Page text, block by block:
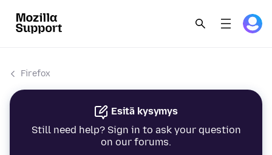
Firefox
Esitä kysymys
Still need help? Sign in to ask your question
on our forums.